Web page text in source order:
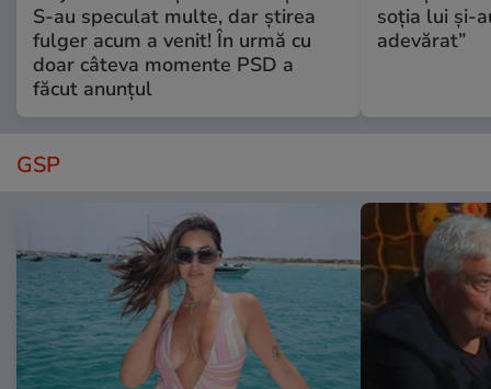
S-au speculat multe, dar știrea
fulger acum a venit! În urmă cu
doar câteva momente PSD a
făcut anunțul
soția lui și-
adevărat”
GSP